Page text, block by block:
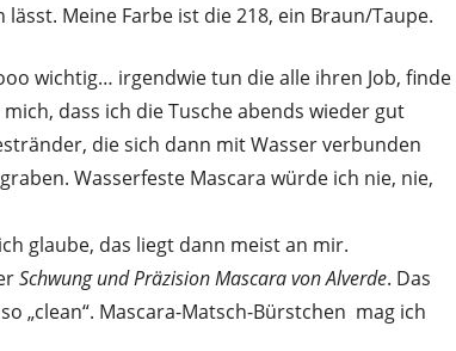
Meine Farbe ist die 218, ein Braun/Taupe.
wichtig… irgendwie tun die alle ihren Job, finde
dass ich die Tusche abends wieder gut
die sich dann mit Wasser verbunden
Wasserfeste Mascara würde ich nie, nie,
glaube, das liegt dann meist an mir.
Schwung und Präzision Mascara von Alverde. Das
„clean“. Mascara-Matsch-Bürstchen mag ich